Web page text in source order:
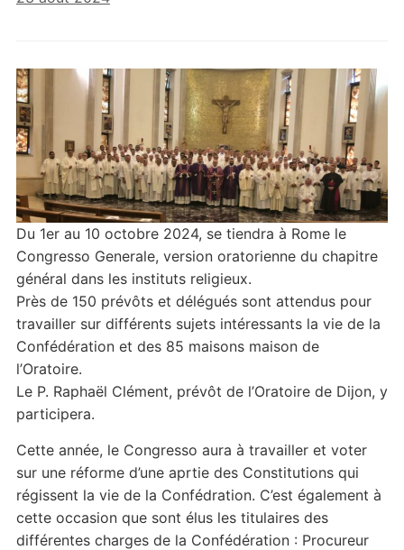
Du 1er au 10 octobre 2024, se tiendra à Rome le
Congresso Generale, version oratorienne du chapitre
général dans les instituts religieux.
Près de 150 prévôts et délégués sont attendus pour
travailler sur différents sujets intéressants la vie de la
Confédération et des 85 maisons maison de
l’Oratoire.
Le P. Raphaël Clément, prévôt de l’Oratoire de Dijon, y
participera.
Cette année, le Congresso aura à travailler et voter
sur une réforme d’une aprtie des Constitutions qui
régissent la vie de la Confédration. C’est également à
cette occasion que sont élus les titulaires des
différentes charges de la Confédération : Procureur